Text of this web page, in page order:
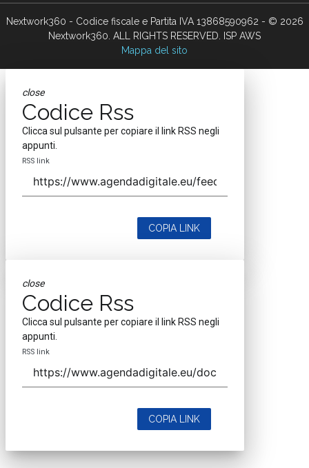
Nextwork360 - Codice fiscale e Partita IVA 13868590962 - © 2026
Nextwork360. ALL RIGHTS RESERVED. ISP AWS
Mappa del sito
close
Codice Rss
Clicca sul pulsante per copiare il link RSS negli
appunti.
RSS link
COPIA LINK
close
Codice Rss
Clicca sul pulsante per copiare il link RSS negli
appunti.
RSS link
COPIA LINK